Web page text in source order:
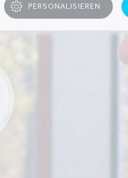
PERSONALISIEREN